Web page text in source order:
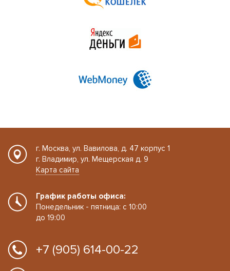
г. Москва, ул. Вавилова, д. 47 корпус 1
г. Владимир, ул. Мещерская д. 9
Карта сайта
График работы офиса:
Понедельник - пятница: с 10:00
до 19:00
+7 (905) 614-00-22